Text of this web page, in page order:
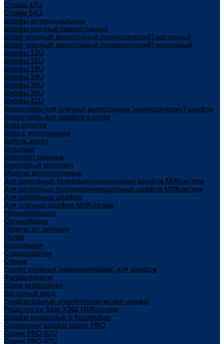
Стойки 47U
Стойки 54U
Шкафы антивандальные
Шкафы уличные (всепогодные)
Шкаф уличный всепогодный (климатический) настенный
Шкаф уличный всепогодный (климатический) напольный
Шкафы 12U
Шкафы 15U
Шкафы 18U
Шкафы 24U
Шкафы 30U
Шкафы 36U
Шкафы 42U
Аксессуары для уличных всепогодных (климатических) шкафов
Аксессуары для шкафов и стоек
Блок розеток
Ввод с уплотнением
Кабель канал
Козырьки
Комплект роликов
Крепежный комплект
Модули вентиляторные
Для напольных телекоммуникационных шкафов МИКсистем
Для настенных телекоммуникационных шкафов МИКсистем
Для серверных шкафов
Для уличных шкафов МИКсистем
Направляющие
Органайзеры
Панели эл. питания
Полки
Консольная
Стационарная
Стенки
Уголки опорные (направляющие) для шкафов
Фальш-панели
Шина заземления
Щеточный ввод
Универсальные электротехнические шкафы
Решения на базе УЭШ МИКсистем
Шкафы серверные и Колокейшн
Серверные шкафы серия PRO
Серия PRO 42U
Серия PRO 47U